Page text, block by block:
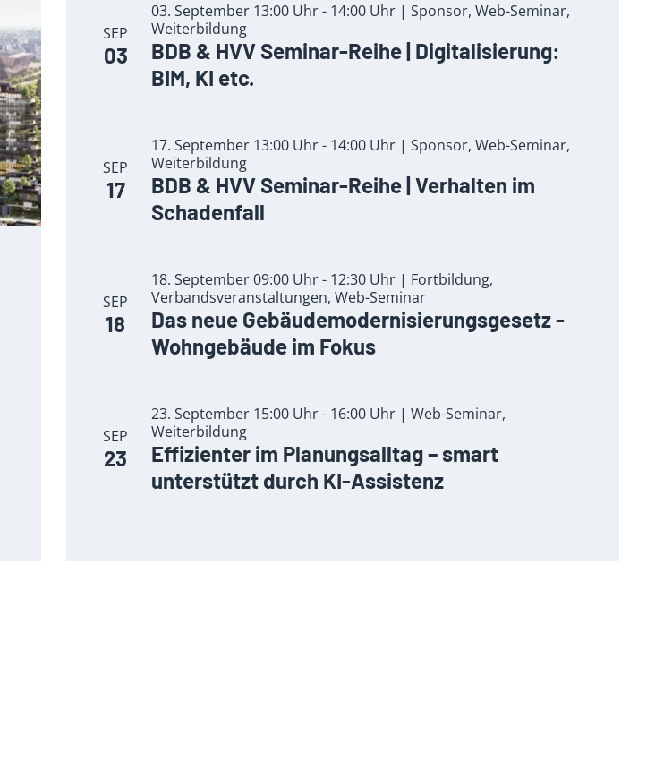
SEP
03
03. September 13:00 Uhr - 14:00 Uhr | Sponsor, Web-Seminar,
Weiterbildung
BDB & HVV Seminar-Reihe | Digitalisierung:
BIM, KI etc.
SEP
17
17. September 13:00 Uhr - 14:00 Uhr | Sponsor, Web-Seminar,
Weiterbildung
BDB & HVV Seminar-Reihe | Verhalten im
Schadenfall
SEP
18
18. September 09:00 Uhr - 12:30 Uhr | Fortbildung,
Verbandsveranstaltungen, Web-Seminar
Das neue Gebäudemodernisierungsgesetz -
Wohngebäude im Fokus
SEP
23
23. September 15:00 Uhr - 16:00 Uhr | Web-Seminar,
Weiterbildung
Effizienter im Planungsalltag – smart
unterstützt durch KI-Assistenz